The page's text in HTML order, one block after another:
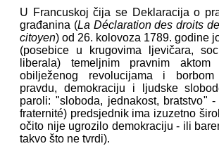
U Francuskoj čija se Deklaracija o
građanina (La Déclaration des droits
citoyen) od 26. kolovoza 1789. godine
(posebice u krugovima ljevičara,
liberala) temeljnim pravnim aktom
obilježenog revolucijama i
pravdu, demokraciju i ljudske
paroli: "sloboda, jednakost, bratstvo"
fraternité) predsjednik ima izuzetno
očito nije ugrozilo demokraciju - ili
takvo što ne tvrdi).